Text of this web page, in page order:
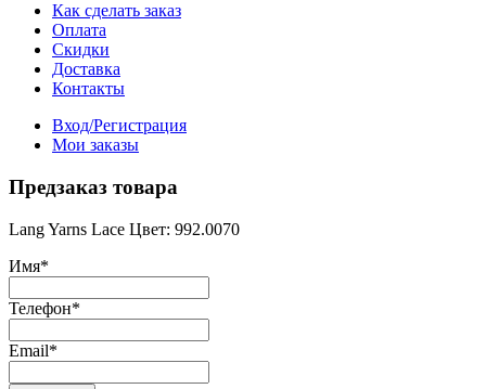
Как сделать заказ
Оплата
Скидки
Доставка
Контакты
Вход/Регистрация
Мои заказы
Предзаказ товара
Lang Yarns Lace Цвет: 992.0070
Имя*
Телефон*
Email*